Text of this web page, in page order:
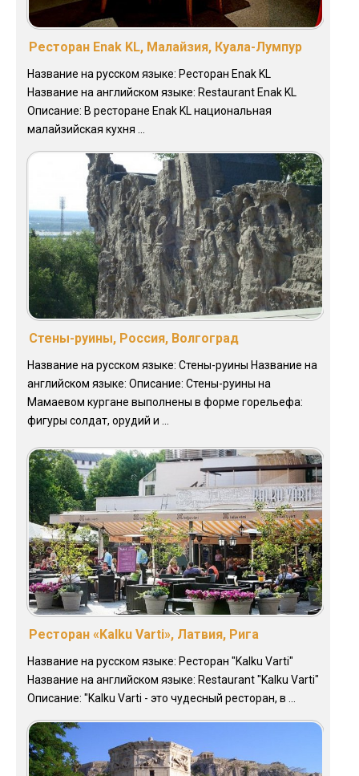
Ресторан Enak KL, Малайзия, Куала-Лумпур
Название на русском языке: Ресторан Enak KL
Название на английском языке: Restaurant Enak KL
Описание: В ресторане Enak KL национальная
малайзийская кухня ...
Стены-руины, Россия, Волгоград
Название на русском языке: Стены-руины Название на
английском языке: Описание: Стены-руины на
Мамаевом кургане выполнены в форме горельефа:
фигуры солдат, орудий и ...
Ресторан «Kalku Varti», Латвия, Рига
Название на русском языке: Ресторан "Kalku Varti"
Название на английском языке: Restaurant "Kalku Varti"
Описание: "Kalku Varti - это чудесный ресторан, в ...